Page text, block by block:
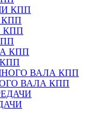
КПП
ВАЛА КПП